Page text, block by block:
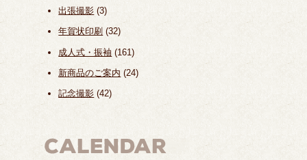
出張撮影 (3)
年賀状印刷 (32)
成人式・振袖 (161)
新商品のご案内 (24)
記念撮影 (42)